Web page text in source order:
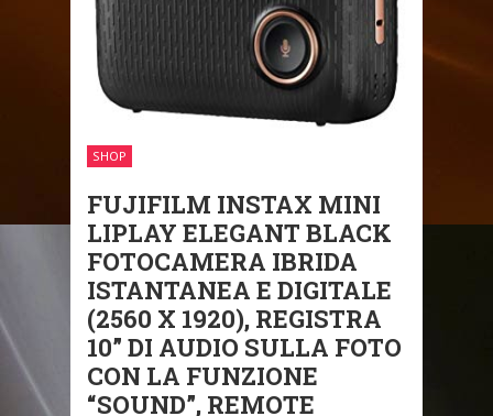
SHOP
FUJIFILM INSTAX MINI
LIPLAY ELEGANT BLACK
FOTOCAMERA IBRIDA
ISTANTANEA E DIGITALE
(2560 X 1920), REGISTRA
10” DI AUDIO SULLA FOTO
CON LA FUNZIONE
“SOUND”, REMOTE